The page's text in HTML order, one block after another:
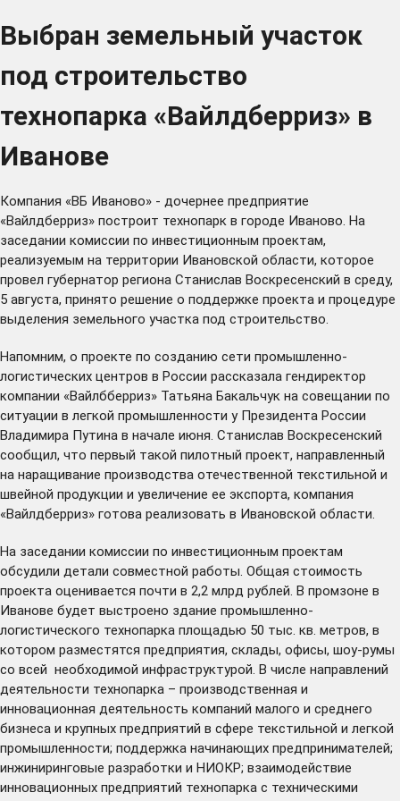
Выбран земельный участок
под строительство
технопарка «Вайлдберриз» в
Иванове
Компания «ВБ Иваново» - дочернее предприятие
«Вайлдберриз» построит технопарк в городе Иваново. На
заседании комиссии по инвестиционным проектам,
реализуемым на территории Ивановской области, которое
провел губернатор региона Станислав Воскресенский в среду,
5 августа, принято решение о поддержке проекта и процедуре
выделения земельного участка под строительство.
Напомним, о проекте по созданию сети промышленно-
логистических центров в России рассказала гендиректор
компании «Вайлбберриз» Татьяна Бакальчук на совещании по
ситуации в легкой промышленности у Президента России
Владимира Путина в начале июня. Станислав Воскресенский
сообщил, что первый такой пилотный проект, направленный
на наращивание производства отечественной текстильной и
швейной продукции и увеличение ее экспорта, компания
«Вайлдберриз» готова реализовать в Ивановской области.
На заседании комиссии по инвестиционным проектам
обсудили детали совместной работы. Общая стоимость
проекта оценивается почти в 2,2 млрд рублей. В промзоне в
Иванове будет выстроено здание промышленно-
логистического технопарка площадью 50 тыс. кв. метров, в
котором разместятся предприятия, склады, офисы, шоу-румы
со всей необходимой инфраструктурой. В числе направлений
деятельности технопарка – производственная и
инновационная деятельность компаний малого и среднего
бизнеса и крупных предприятий в сфере текстильной и легкой
промышленности; поддержка начинающих предпринимателей;
инжиниринговые разработки и НИОКР; взаимодействие
инновационных предприятий технопарка с техническими